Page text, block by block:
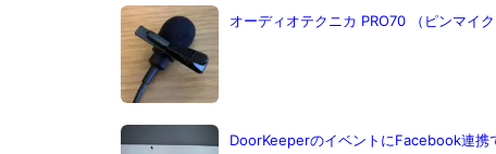
オーディオテクニカ PRO70 （ピンマイ
DoorKeeperのイベントにFacebook連携